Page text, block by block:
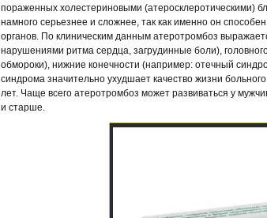
пораженных холестериновыми (атеросклеротическими)
намного серьезнее и сложнее, так как именно он
органов. По клиническим данным атеротромбоз
нарушениями ритма сердца, загрудинные боли),
обмороки), нижние конечности (например: отечный
синдрома значительно ухудшает качество жизни
лет. Чаще всего атеротромбоз может развиваться у
и старше.